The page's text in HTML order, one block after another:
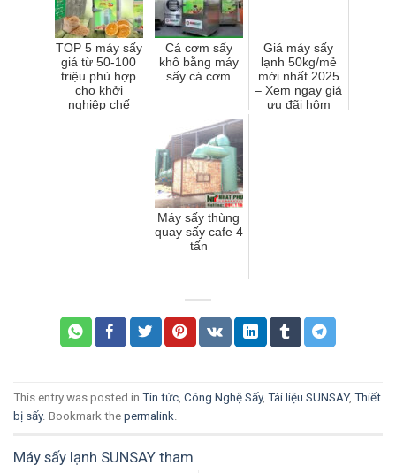
TOP 5 máy sấy
giá từ 50-100
triệu phù hợp
cho khởi
nghiệp chế
Cá cơm sấy
khô bằng máy
sấy cá cơm
Giá máy sấy
lạnh 50kg/mẻ
mới nhất 2025
– Xem ngay giá
ưu đãi hôm
Máy sấy thùng
quay sấy cafe 4
tấn
This entry was posted in Tin tức, Công Nghệ Sấy, Tài liệu SUNSAY, Thiết
bị sấy. Bookmark the permalink.
Máy sấy lạnh SUNSAY tham